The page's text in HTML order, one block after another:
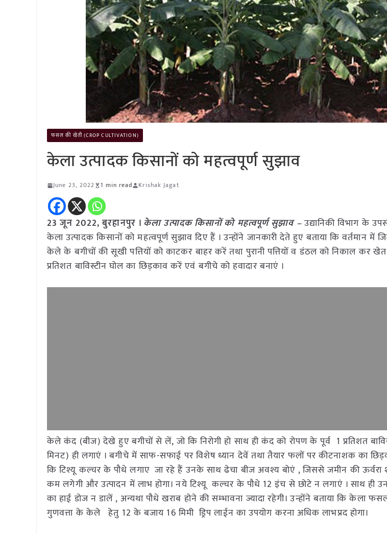
फसल की खेती (CROP CULTIVATION)
केला उत्पादक किसानों को महत्वपूर्ण सुझाव
June 23, 2022 1 min read Krishak Jagat
23 जून 2022, बुरहानपुर । केला उत्पादक किसानों को महत्वपूर्ण सुझाव –उद्यानिकी विभाग के
केला उत्पादक किसानों को महत्वपूर्ण सुझाव दिए हैं । उन्होंने जानकारी देते हुए बताया कि वर्तमान
केले के बगीचों की सूखी पत्तियों को काटकर बाहर करें तथा पुरानी पत्तियों व डंठल को निकाल कर
प्रतिशत बाविस्टीन घोल का छिड़काव करें एवं बगीचे को हवादार बनाएं ।
केले कंद (बीज) देखे हुए बगीचों से लें, जो कि निरोगी हो साथ ही कंद को रोपण के पूर्व 1 प्रतिशत
मिनट) ही लगाएं । बगीचे में साफ-सफाई पर विशेष ध्यान देवें तथा तैयार फलों पर कीटनाशक का
कि टिश्यू कल्चर के पौधे लगाए जा रहे हैं उनके साथ ढेचा बीज अवश्य बोएं , जिससे जमीन की ऊर्वरा
कम लगेगी और उत्पादन में लाभ होगा। नये टिश्यू कल्चर के पौधे 12 इंच से छोटे न लगाएं । साथ
का हाई डोज न डालें , अन्यथा पौधे खराब होने की सम्भावना ज्यादा रहेगी। उन्होंने बताया कि केला
गुणवत्ता के केले हेतु 12 के बजाय 16 मिमी ड्रिप लाईन का उपयोग करना अधिक लाभप्रद होगा।